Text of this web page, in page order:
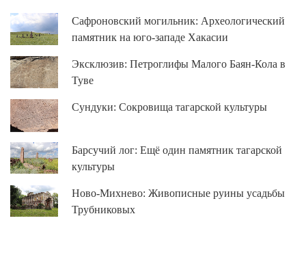
Сафроновский могильник: Археологический
памятник на юго-западе Хакасии
Эксклюзив: Петроглифы Малого Баян-Кола в
Туве
Сундуки: Сокровища тагарской культуры
Барсучий лог: Ещё один памятник тагарской
культуры
Ново-Михнево: Живописные руины усадьбы
Трубниковых